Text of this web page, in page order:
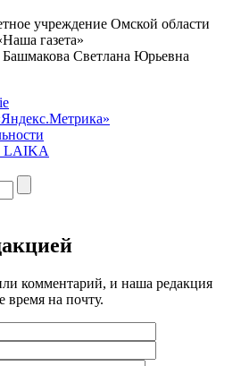
учреждение Омской области
газета»
Светлана Юрьевна
LAIKA
комментарий, и наша редакция
время на почту.